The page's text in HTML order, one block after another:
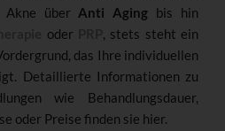
Akne über Anti Aging bis hin
oder
, stets steht ein
das Ihre individuellen
Detaillierte Informationen zu
wie Behandlungsdauer,
oder Preise finden sie hier.